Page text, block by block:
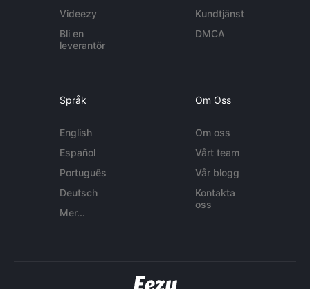
Videezy
Bli en
leverantör
Kundtjänst
DMCA
Språk
English
Español
Português
Deutsch
Mer...
Om Oss
Om oss
Vårt team
Vår blogg
Kontakta
oss